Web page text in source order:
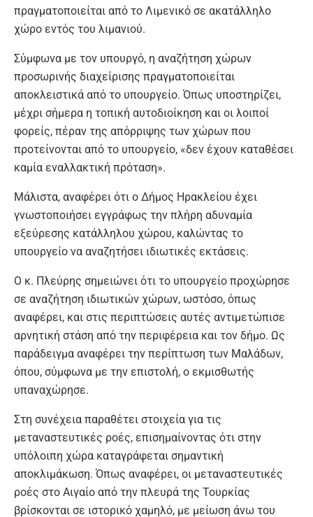
πραγματοποιείται από το Λιμενικό σε ακατάλληλο
χώρο εντός του λιμανιού.
Σύμφωνα με τον υπουργό, η αναζήτηση χώρων
προσωρινής διαχείρισης πραγματοποιείται
αποκλειστικά από το υπουργείο. Όπως υποστηρίζει,
μέχρι σήμερα η τοπική αυτοδιοίκηση και οι λοιποί
φορείς, πέραν της απόρριψης των χώρων που
προτείνονται από το υπουργείο, «δεν έχουν καταθέσει
καμία εναλλακτική πρόταση».
Μάλιστα, αναφέρει ότι ο Δήμος Ηρακλείου έχει
γνωστοποιήσει εγγράφως την πλήρη αδυναμία
εξεύρεσης κατάλληλου χώρου, καλώντας το
υπουργείο να αναζητήσει ιδιωτικές εκτάσεις.
Ο κ. Πλεύρης σημειώνει ότι το υπουργείο προχώρησε
σε αναζήτηση ιδιωτικών χώρων, ωστόσο, όπως
αναφέρει, και στις περιπτώσεις αυτές αντιμετώπισε
αρνητική στάση από την περιφέρεια και τον δήμο. Ως
παράδειγμα αναφέρει την περίπτωση των Μαλάδων,
όπου, σύμφωνα με την επιστολή, ο εκμισθωτής
υπαναχώρησε.
Στη συνέχεια παραθέτει στοιχεία για τις
μεταναστευτικές ροές, επισημαίνοντας ότι στην
υπόλοιπη χώρα καταγράφεται σημαντική
αποκλιμάκωση. Όπως αναφέρει, οι μεταναστευτικές
ροές στο Αιγαίο από την πλευρά της Τουρκίας
βρίσκονται σε ιστορικό χαμηλό, με μείωση άνω του